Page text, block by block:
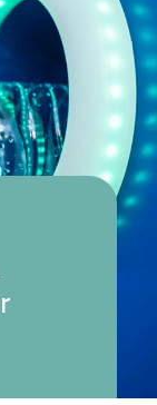
r